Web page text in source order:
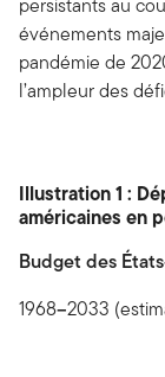
événements
pandémie de
l’ampleur des
Illustration 1 :
américaines en
Budget des
1968–2033